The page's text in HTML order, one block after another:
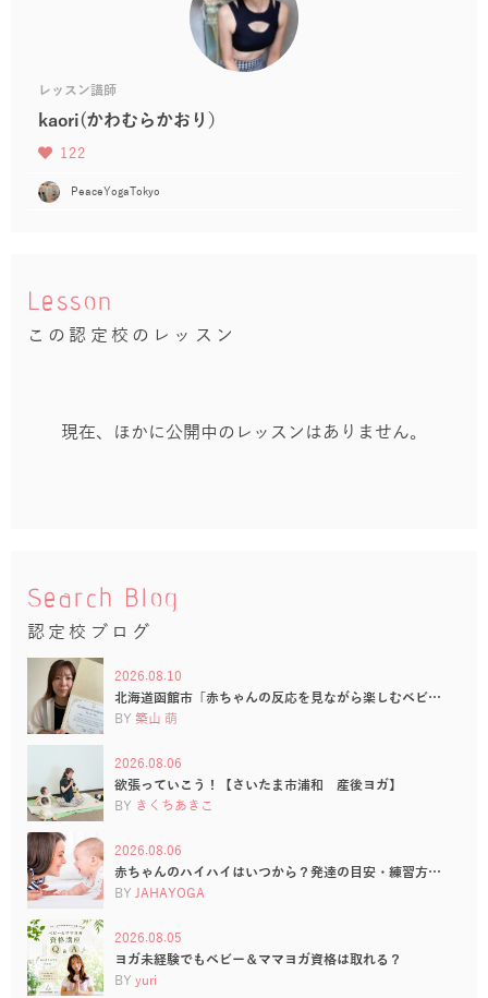
レッスン講師
kaori(かわむらかおり）
122
PeaceYogaTokyo
Lesson
この認定校のレッスン
現在、ほかに公開中のレッスンはありません。
Search Blog
認定校ブログ
2026.08.10
北海道函館市「赤ちゃんの反応を見ながら楽しむベビ…
BY 築山 萌
2026.08.06
欲張っていこう！【さいたま市浦和 産後ヨガ】
BY きくちあきこ
2026.08.06
赤ちゃんのハイハイはいつから？発達の目安・練習方…
BY JAHAYOGA
2026.08.05
ヨガ未経験でもベビー＆ママヨガ資格は取れる？
BY yuri